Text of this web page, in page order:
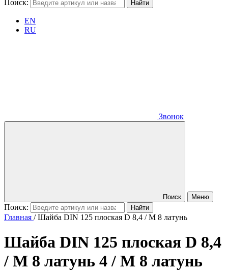
Поиск:
EN
RU
Звонок
Поиск Меню
Поиск:
Главная /Шайба DIN 125 плоская D 8,4 / М 8 латунь
Шайба DIN 125 плоская D 8,4
/ М 8 латунь 4 / М 8 латунь